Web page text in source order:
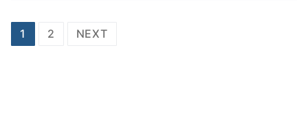
Paginazione
1 2 NEXT